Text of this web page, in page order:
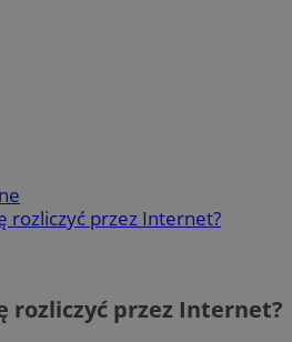
rozliczyć przez Internet?
rozliczyć przez Internet?